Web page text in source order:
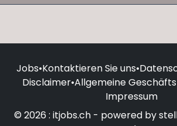
Jobs•Kontaktieren Sie uns•
Disclaimer•Allgemeine
Impressum
© 2026 : itjobs.ch - powered by